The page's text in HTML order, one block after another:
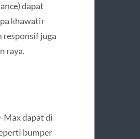
dapat
khawatir
responsif juga
raya.
Max dapat di
bumper